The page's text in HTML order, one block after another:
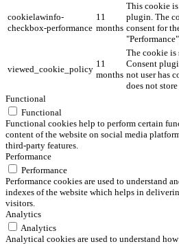
cookielawinfo-
checkbox-performance
11
months
This cookie
plugin. The
consent for
viewed_cookie_policy
11
months
The cookie is
Consent
not user has
does not
Functional
Functional
Functional cookies help to perform certain
content of the website on social media
third-party features.
Performance
Performance
Performance cookies are used to understand
indexes of the website which helps in
visitors.
Analytics
Analytics
Analytical cookies are used to understand